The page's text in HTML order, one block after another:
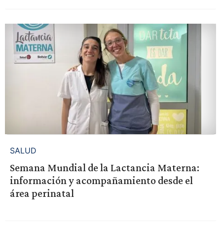
SALUD
Semana Mundial de la Lactancia Materna:
información y acompañamiento desde el
área perinatal